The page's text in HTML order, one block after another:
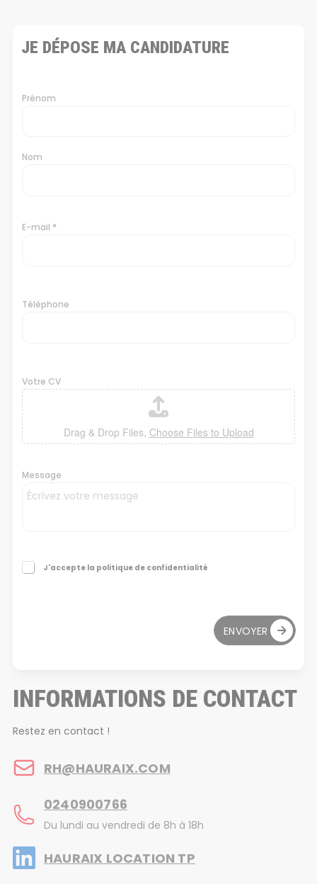
INFORMATIONS DE CONTACT
Restez en contact !
RH@HAURAIX.COM
0240900766
Du lundi au vendredi de 8h à 18h
HAURAIX LOCATION TP
JE DÉPOSE MA CANDIDATURE
o
Prénom
Nom
E-mail *
Téléphone
Votre CV
Drag & Drop Files, Choose Files to Upload
Message
E
-
p
o
e
à
h
e
J'accepte la politique de confidentialité
ENVOYER